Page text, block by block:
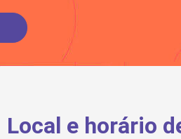
Local e horário